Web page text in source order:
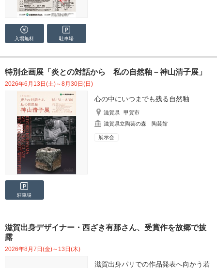
入場無料 駐車場
特別企画展「炎との対話から 私の自然釉－神山清子展」
2026年6月13日(土)～8月30日(日)
心の中にいつまでも残る自然釉
滋賀県
甲賀市
滋賀県立陶芸の森 陶芸館
展示会
駐車場
滋賀出身デザイナー・西ざき有那さん、受賞作を故郷で披
露
2026年8月7日(金)～13日(木)
滋賀出身パリでの作品発表へ向かう若